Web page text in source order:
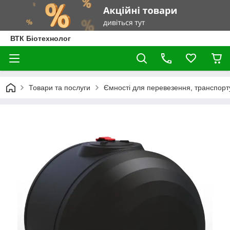
ВТК Біотехнолог
Товари та послуги Ємності для перевезення,